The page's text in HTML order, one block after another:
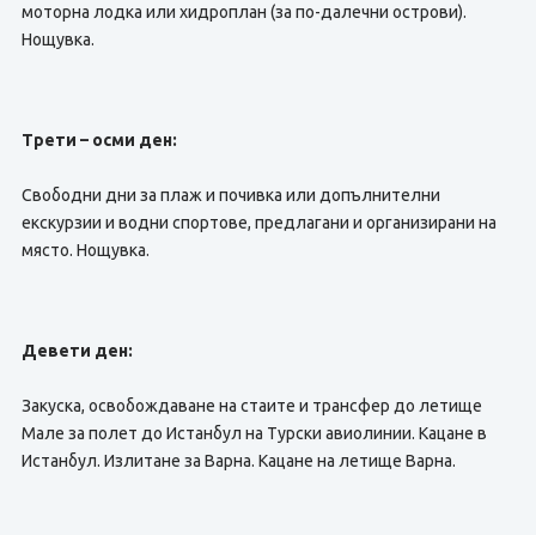
моторна лодка или хидроплан (за по-далечни острови).
Нощувка.
Трети – осми ден:
Свободни дни за плаж и почивка или допълнителни
екскурзии и водни спортове, предлагани и организирани на
място. Нощувка.
Девети ден:
Закуска, освобождаване на стаите и трансфер до летище
Мале за полет до Истанбул на Турски авиолинии. Кацане в
Истанбул. Излитане за Варна. Кацане на летище Варна.